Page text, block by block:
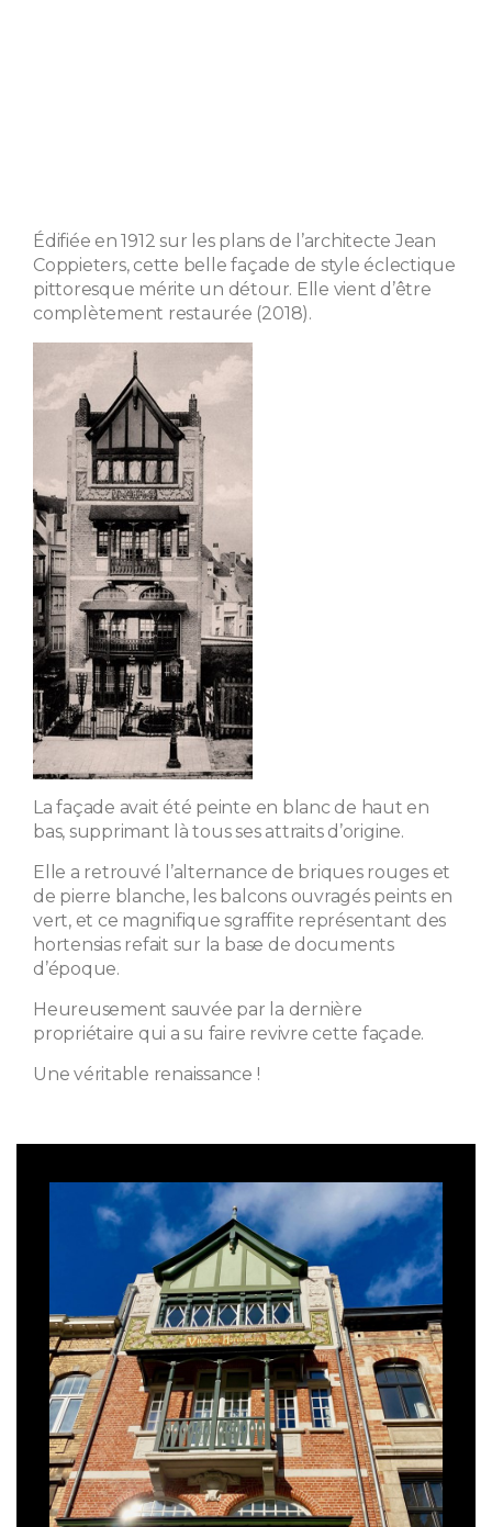
Édifiée en 1912 sur les plans de l’architecte Jean
Coppieters, cette belle façade de style éclectique
pittoresque mérite un détour. Elle vient d’être
complètement restaurée (2018).
La façade avait été peinte en blanc de haut en
bas, supprimant là tous ses attraits d’origine.
Elle a retrouvé l’alternance de briques rouges et
de pierre blanche, les balcons ouvragés peints en
vert, et ce magnifique sgraffite représentant des
hortensias refait sur la base de documents
d’époque.
Heureusement sauvée par la dernière
propriétaire qui a su faire revivre cette façade.
Une véritable renaissance !